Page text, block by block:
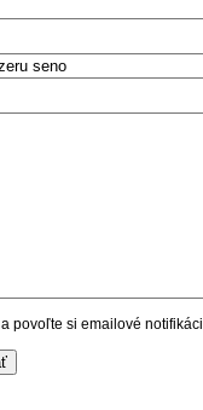
a povoľte si emailové